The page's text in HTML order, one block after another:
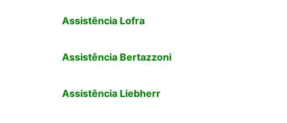
Assistência Lofra
Assistência Bertazzoni
Assistência Liebherr